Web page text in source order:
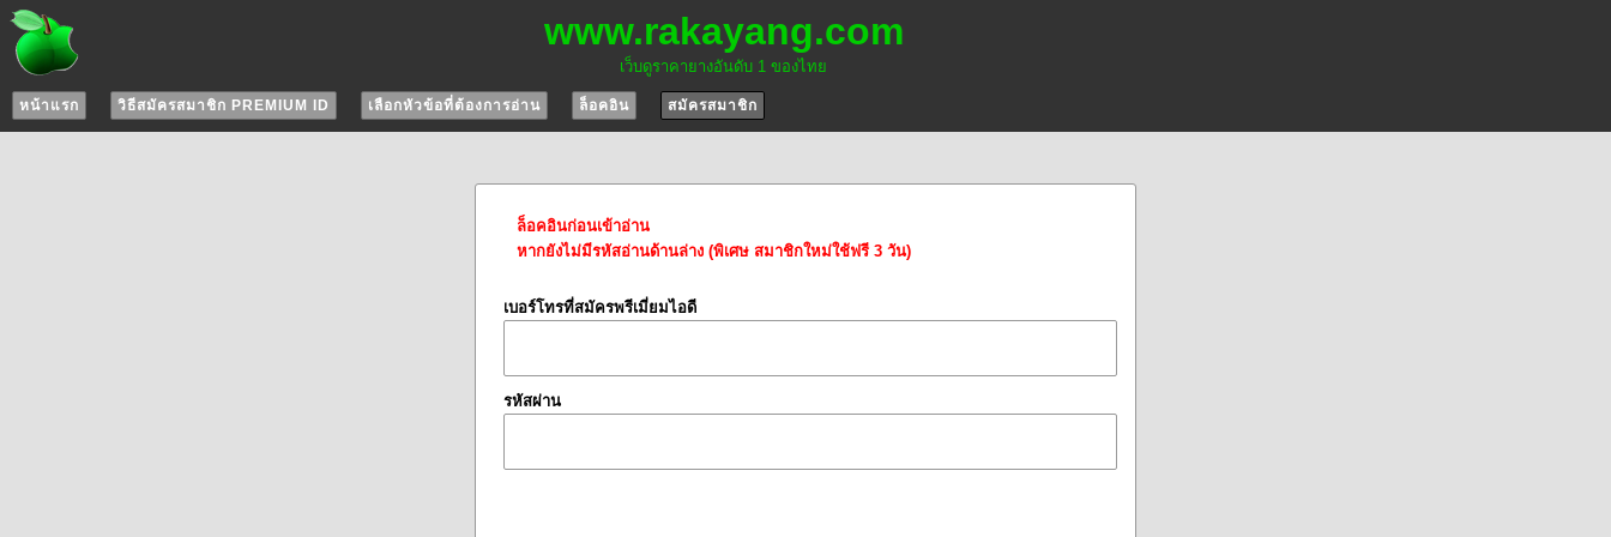
www.rakayang.com
เว็บดูราคายางอันดับ 1 ของไทย
หน้าแรก วิธีสมัครสมาชิก PREMIUM ID เลือกหัวข้อที่ต้องการอ่าน ล็อคอิน สมัครสมาชิก
ล็อคอินก่อนเข้าอ่าน
หากยังไม่มีรหัสอ่านด้านล่าง (พิเศษ สมาชิกใหม่ใช้ฟรี 3 วัน)
เบอร์โทรที่สมัครพรีเมี่ยมไอดี
รหัสผ่าน